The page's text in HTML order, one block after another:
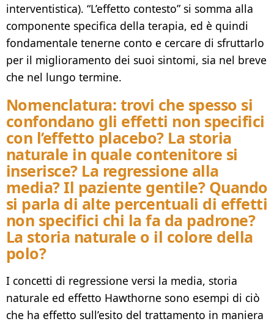
interventistica). “L’effetto contesto” si somma alla
componente specifica della terapia, ed è quindi
fondamentale tenerne conto e cercare di sfruttarlo
per il miglioramento dei suoi sintomi, sia nel breve
che nel lungo termine.
Nomenclatura: trovi che spesso si
confondano gli effetti non specifici
con l’effetto placebo? La storia
naturale in quale contenitore si
inserisce? La regressione alla
media? Il paziente gentile? Quando
si parla di alte percentuali di effetti
non specifici chi la fa da padrone?
La storia naturale o il colore della
polo?
I concetti di regressione versi la media, storia
naturale ed effetto Hawthorne sono esempi di ciò
che ha effetto sull’esito del trattamento in maniera